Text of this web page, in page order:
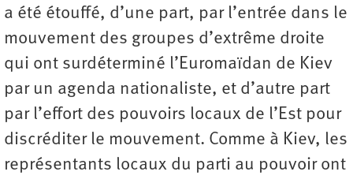
a été étouffé, d’une part, par l’entrée dans le
mouvement des groupes d’extrême droite
qui ont surdéterminé l’Euromaïdan de Kiev
par un agenda nationaliste, et d’autre part
par l’effort des pouvoirs locaux de l’Est pour
discréditer le mouvement. Comme à Kiev, les
représentants locaux du parti au pouvoir ont